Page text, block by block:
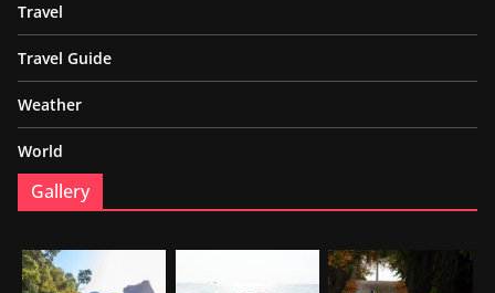
Travel
Travel Guide
Weather
World
Gallery